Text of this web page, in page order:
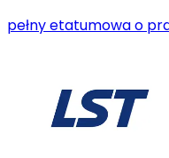
pełny etatumowa o